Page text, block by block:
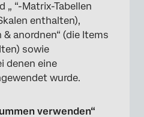
„ “-Matrix-Tabellen
enthalten),
& anordnen“ (die Items
sowie
denen eine
wurde.
verwenden“